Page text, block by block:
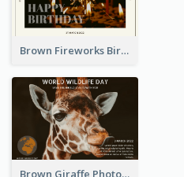
Brown Fireworks Birthday Postcard
Brown Giraffe Photo World Wildlife Day Post Card